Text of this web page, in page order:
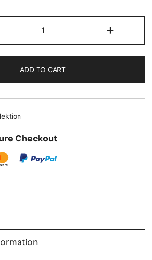
Rosa
Blommavagnen
+
ADD TO CART
Checkout